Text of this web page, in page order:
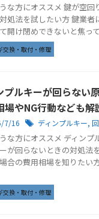
な方にオススメ 鍵が空
処法を試したい方 鍵業者
開け閉めできないと焦っ
交換・取付・修理
プルキーが回らない
場やNG行動なども解
7/16 ディンプルキー,
な方にオススメ ディンプ
が回らないときの対処法
合の費用相場を知りたい
交換・取付・修理